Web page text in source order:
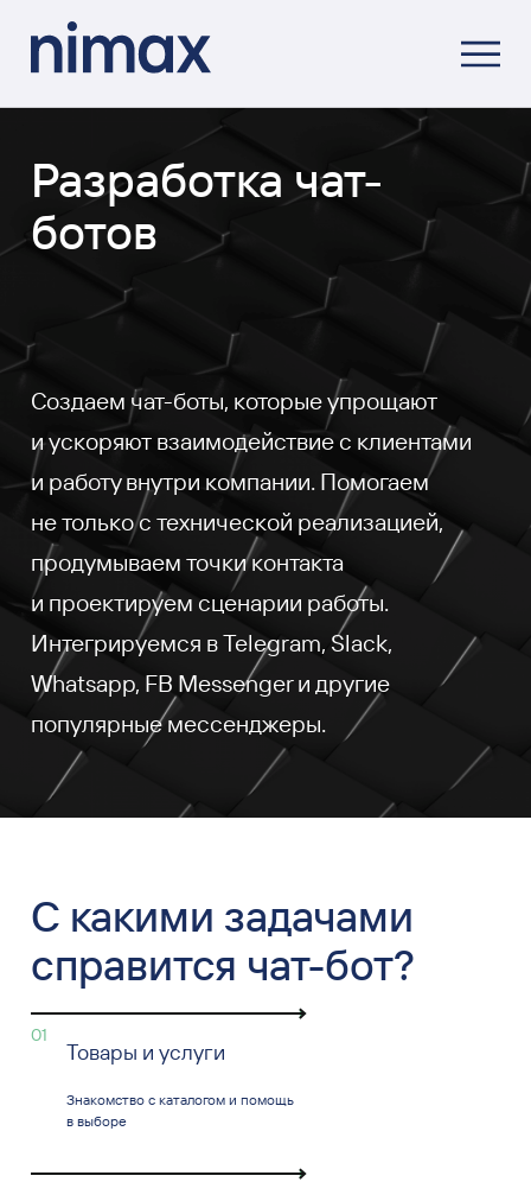
Разработка чат-
ботов
Создаем чат-боты, которые упрощают
и ускоряют взаимодействие с клиентами
и работу внутри компании. Помогаем
не только с технической реализацией,
продумываем точки контакта
и проектируем сценарии работы.
Интегрируемся в Telegram, Slack,
Whatsapp, FB Messenger и другие
популярные мессенджеры.
С какими задачами
справится чат-бот?
01
Товары и услуги
Знакомство с каталогом и помощь
в выборе